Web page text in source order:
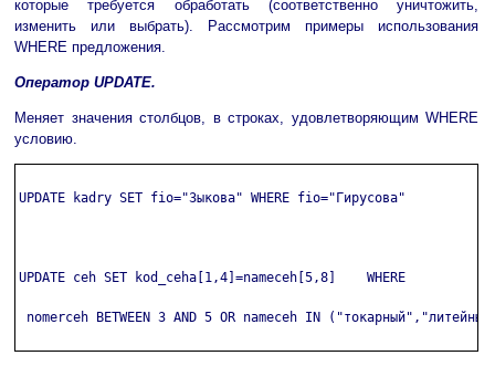
которые требуется обработать (соответственно уничтожить,
изменить или выбрать). Рассмотрим примеры использования
WHERE предложения.
Оператор UPDATE.
Меняет значения столбцов, в строках, удовлетворяющим WHERE
условию.
UPDATE kadry SET fio="Зыкова" WHERE fio="Гирусова"
UPDATE ceh SET kod_ceha[1,4]=nameceh[5,8]    WHERE
nomerceh BETWEEN 3 AND 5 OR nameceh IN